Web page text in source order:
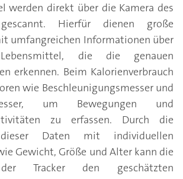
werden direkt über die Kamera des
gescannt. Hierfür dienen große
umfangreichen Informationen über
Lebensmittel, die die genauen
erkennen. Beim Kalorienverbrauch
wie Beschleunigungsmesser und
um Bewegungen und
zu erfassen. Durch die
Daten mit individuellen
Gewicht, Größe und Alter kann die
Tracker den geschätzten